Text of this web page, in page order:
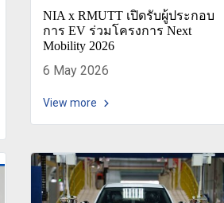
NIA x RMUTT เปิดรับผู้ประกอบ
การ EV ร่วมโครงการ Next
Mobility 2026
6 May 2026
View more